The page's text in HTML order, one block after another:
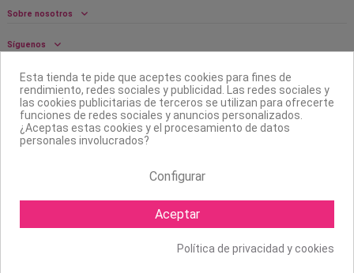
Sobre nosotros
Síguenos
Boletín
Esta tienda te pide que aceptes cookies para fines de
rendimiento, redes sociales y publicidad. Las redes sociales y
las cookies publicitarias de terceros se utilizan para ofrecerte
funciones de redes sociales y anuncios personalizados.
¿Aceptas estas cookies y el procesamiento de datos
personales involucrados?
Configurar
Aceptar
Política de privacidad y cookies